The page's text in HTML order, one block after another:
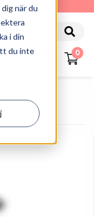
när du
i din
du inte
0